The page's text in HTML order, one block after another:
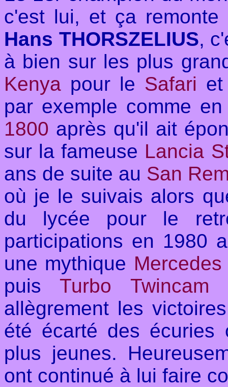
c'est lui, et ça remonte
Hans THORSZELIUS,
à bien sur les plus
Kenya pour le Safari
par exemple comme
1800 après qu'il ait
sur la fameuse Lancia
ans de suite au San
où je le suivais alors
du lycée pour le
participations en 1980
une mythique
puisTurbo
allègrement les
été écarté des écuries
plus jeunes.
ont continué à lui faire